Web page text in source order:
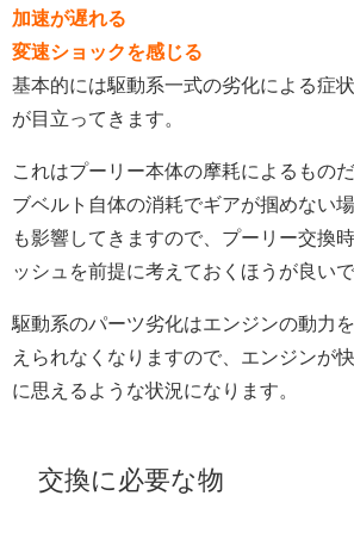
加速が遅れる
変速ショックを感じる
基本的には駆動系一式の劣化による症
が目立ってきます。
これはプーリー本体の摩耗によるもの
ブベルト自体の消耗でギアが掴めない
も影響してきますので、プーリー交換
ッシュを前提に考えておくほうが良いで
駆動系のパーツ劣化はエンジンの動力
えられなくなりますので、エンジンが
に思えるような状況になります。
交換に必要な物